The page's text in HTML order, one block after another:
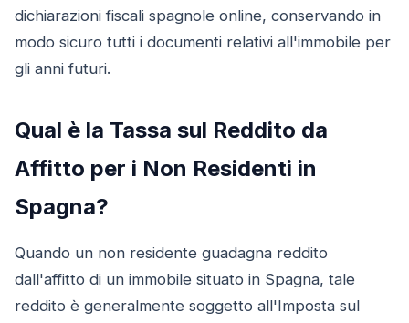
dichiarazioni fiscali spagnole online, conservando in
modo sicuro tutti i documenti relativi all'immobile per
gli anni futuri.
Qual è la Tassa sul Reddito da
Affitto per i Non Residenti in
Spagna?
Quando un non residente guadagna reddito
dall'affitto di un immobile situato in Spagna, tale
reddito è generalmente soggetto all'Imposta sul